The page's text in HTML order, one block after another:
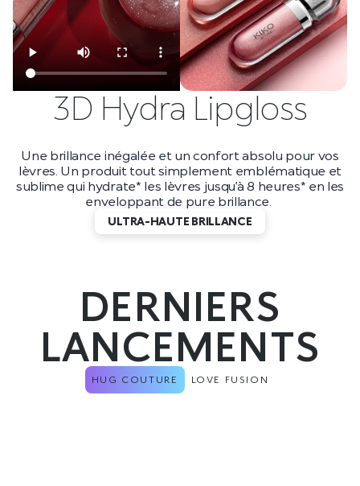
3D Hydra Lipgloss
Une brillance inégalée et un confort absolu pour vos
lèvres. Un produit tout simplement emblématique et
sublime qui hydrate* les lèvres jusqu’à 8 heures* en les
enveloppant de pure brillance.
ULTRA-HAUTE BRILLANCE
DERNIERS
LANCEMENTS
HUG COUTURE LOVE FUSION